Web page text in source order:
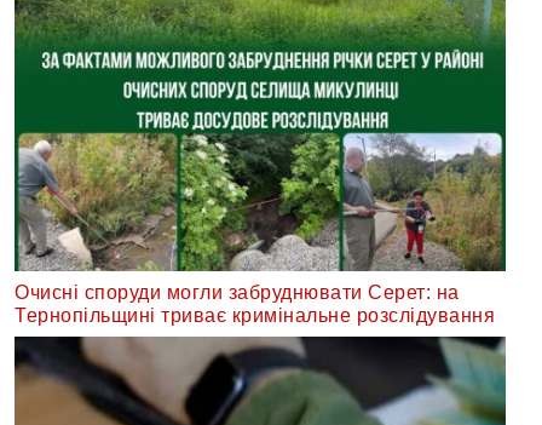
Очисні споруди могли забруднювати Серет: на
Тернопільщині триває кримінальне розслідування